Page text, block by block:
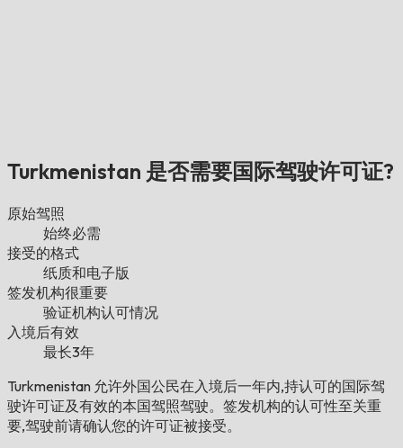
Turkmenistan 是否需要国际驾驶许可证?
原始驾照
始终必需
接受的格式
纸质和电子版
签发机构很重要
验证机构认可情况
入境后有效
最长3年
Turkmenistan 允许外国公民在入境后一年内,持认可的国际驾
驶许可证及有效的本国驾照驾驶。签发机构的认可性至关重
要,驾驶前请确认您的许可证被接受。